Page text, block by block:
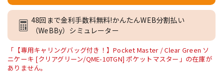
48回まで金利手数料無料!かんたんWEB分割払い
（WeBBy）シミュレーター
「【専用キャリングバッグ付き！】Pocket Master / Clear Green ソ
ニケーキ [クリアグリーン/QME-10TGN] ポケットマスター」の在庫が
ありません。